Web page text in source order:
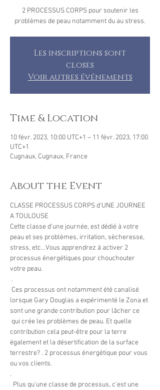
2 PROCESSUS CORPS pour soutenir les
problèmes de peau notamment du au stress.
Les inscriptions sont
closes
Voir autres événements
Time & Location
10 févr. 2023, 10:00 UTC+1 – 11 févr. 2023, 17:00
UTC+1
Cugnaux, Cugnaux, France
About the Event
CLASSE PROCESSUS CORPS d'UNE JOURNEE
A TOULOUSE
Cette classe d'une journée, est dédié à votre
peau et ses problèmes, irritation, sècheresse,
stress, etc...Vous apprendrez à activer 2
processus énergétiques pour chouchouter
votre peau.
.
Ces processus ont notamment été canalisé
lorsque Gary Douglas a expérimenté le Zona et
sont une grande contribution pour lâcher ce
qui crée les problèmes de peau. Et quelle
contribution cela peut-être pour la terre
également et la désertification de la surface
terrestre? . 2 processus énergétique pour vous
ou vos clients.
.
Plus qu'une classe de processus, c'est une